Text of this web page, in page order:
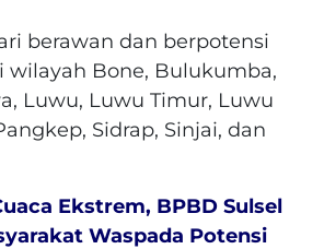
berawan dan berpotensi
wilayah Bone, Bulukumba,
Luwu, Luwu Timur, Luwu
Sidrap, Sinjai, dan
Ekstrem, BPBD Sulsel
Waspada Potensi